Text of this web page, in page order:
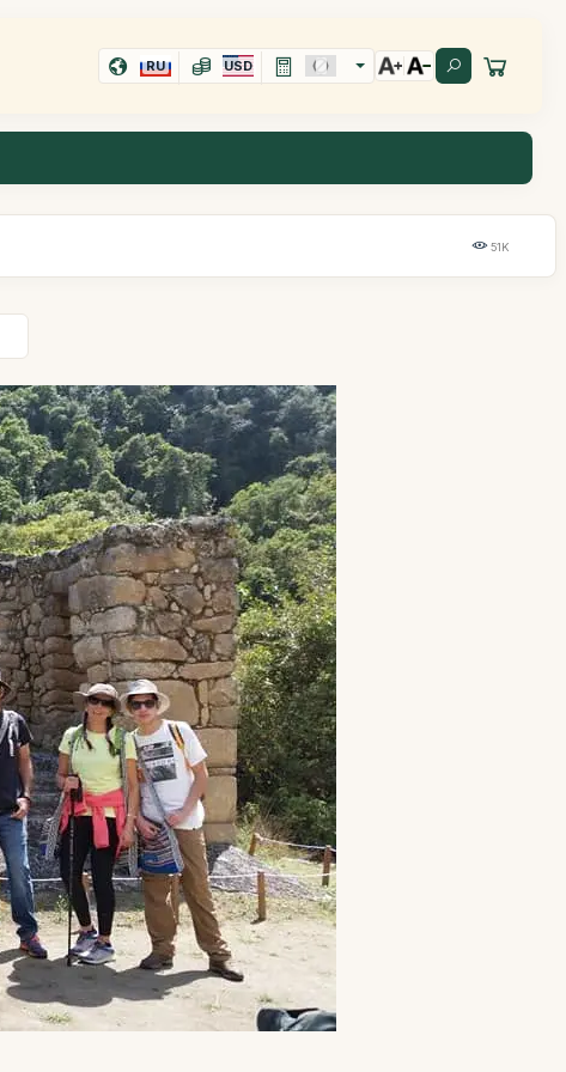
RU USD
51K